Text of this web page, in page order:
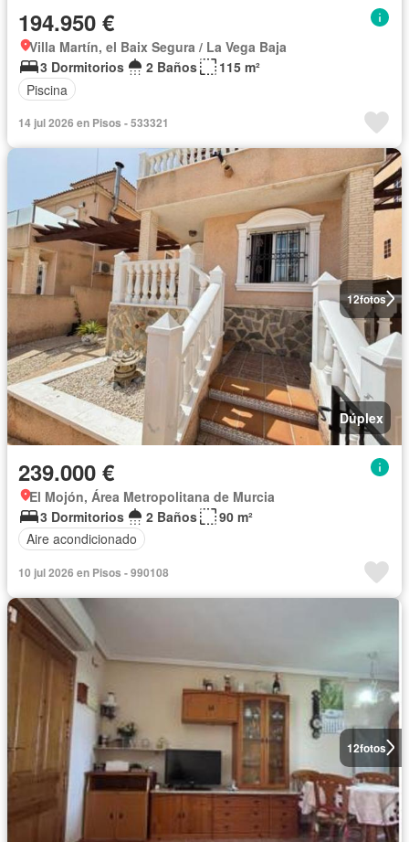
194.950 €
Villa Martín, el Baix Segura / La Vega Baja
3 Dormitorios
2 Baños
115 m²
Piscina
14 jul 2026 en Pisos - 533321
12fotos
Dúplex
239.000 €
El Mojón, Área Metropolitana de Murcia
3 Dormitorios
2 Baños
90 m²
Aire acondicionado
10 jul 2026 en Pisos - 990108
12fotos